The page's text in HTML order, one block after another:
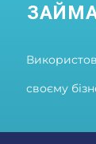
своєму